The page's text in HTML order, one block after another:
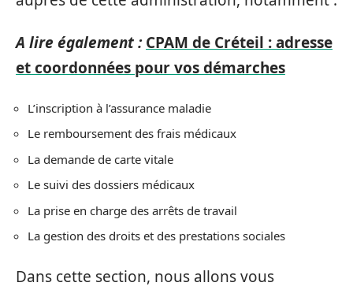
A lire également : CPAM de Créteil : adresse
et coordonnées pour vos démarches
L’inscription à l’assurance maladie
Le remboursement des frais médicaux
La demande de carte vitale
Le suivi des dossiers médicaux
La prise en charge des arrêts de travail
La gestion des droits et des prestations sociales
Dans cette section, nous allons vous